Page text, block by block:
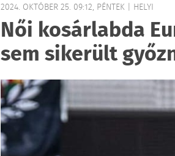
2024. OKTÓBER 25. 09:12, PÉNTEK | HELYI
Női kosárlabda
sem sikerült